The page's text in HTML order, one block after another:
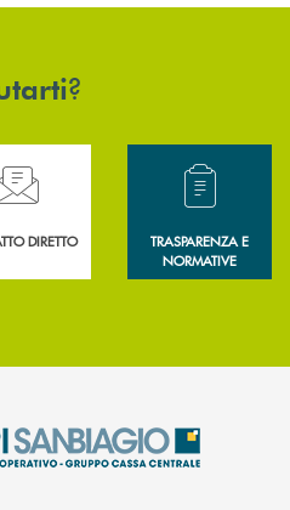
?
filiali . di assistenza immediata?
DIRETTO
Hai bisogno di
TRASPARENZA E
NORMATIVE